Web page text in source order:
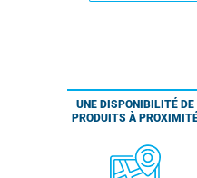
UNE DISPONIBILITÉ DE
PRODUITS À